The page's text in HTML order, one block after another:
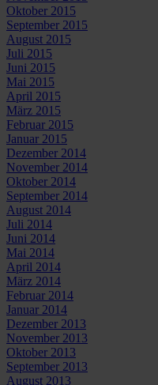
Oktober 2015
September 2015
August 2015
Juli 2015
Juni 2015
Mai 2015
April 2015
März 2015
Februar 2015
Januar 2015
Dezember 2014
November 2014
Oktober 2014
September 2014
August 2014
Juli 2014
Juni 2014
Mai 2014
April 2014
März 2014
Februar 2014
Januar 2014
Dezember 2013
November 2013
Oktober 2013
September 2013
August 2013